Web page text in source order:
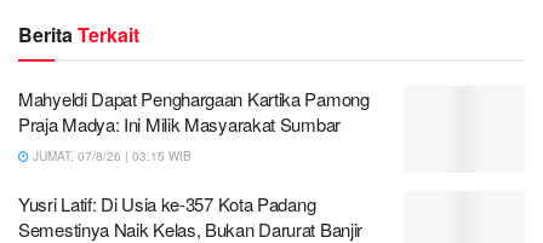
BeritaTerkait
Mahyeldi Dapat Penghargaan Kartika Pamong
Praja Madya: Ini Milik Masyarakat Sumbar
JUMAT, 07/8/26 | 03:15 WIB
Yusri Latif: Di Usia ke-357 Kota Padang
Semestinya Naik Kelas, Bukan Darurat Banjir